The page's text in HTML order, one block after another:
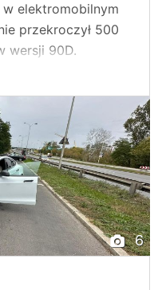
elektromobilnym
przekroczył 500
wersji 90D.
6